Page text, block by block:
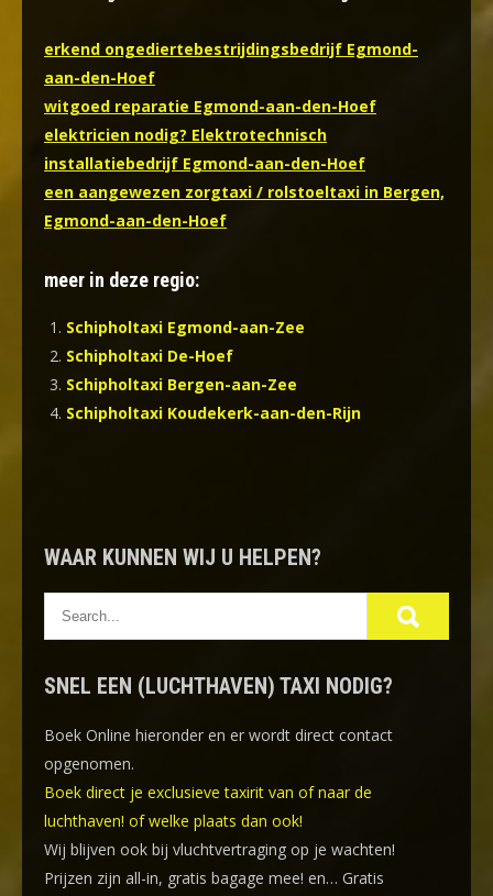
erkend ongediertebestrijdingsbedrijf Egmond-
aan-den-Hoef
witgoed reparatie Egmond-aan-den-Hoef
elektricien nodig? Elektrotechnisch
installatiebedrijf Egmond-aan-den-Hoef
een aangewezen zorgtaxi / rolstoeltaxi in Bergen,
Egmond-aan-den-Hoef
meer in deze regio:
Schipholtaxi Egmond-aan-Zee
Schipholtaxi De-Hoef
Schipholtaxi Bergen-aan-Zee
Schipholtaxi Koudekerk-aan-den-Rijn
WAAR KUNNEN WIJ U HELPEN?
SNEL EEN (LUCHTHAVEN) TAXI NODIG?
Boek Online hieronder en er wordt direct contact
opgenomen.
Boek direct je exclusieve taxirit van of naar de
luchthaven! of welke plaats dan ook!
Wij blijven ook bij vluchtvertraging op je wachten!
Prijzen zijn all-in, gratis bagage mee! en… Gratis